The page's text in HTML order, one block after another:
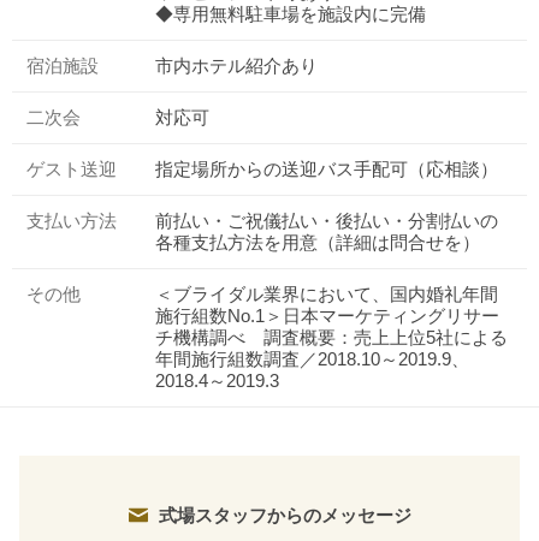
◆専用無料駐車場を施設内に完備
宿泊施設 市内ホテル紹介あり
二次会 対応可
ゲスト送迎 指定場所からの送迎バス手配可（応相談）
支払い方法
前払い・ご祝儀払い・後払い・分割払いの
各種支払方法を用意（詳細は問合せを）
その他
＜ブライダル業界において、国内婚礼年間
施行組数No.1＞日本マーケティングリサー
チ機構調べ 調査概要：売上上位5社による
年間施行組数調査／2018.10～2019.9、
2018.4～2019.3
式場スタッフからのメッセージ